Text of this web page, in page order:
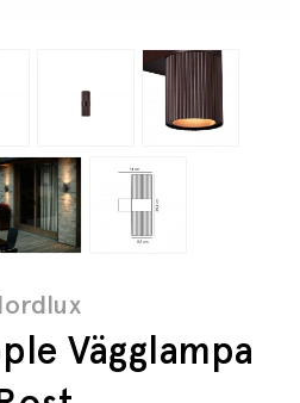
Vägglampa